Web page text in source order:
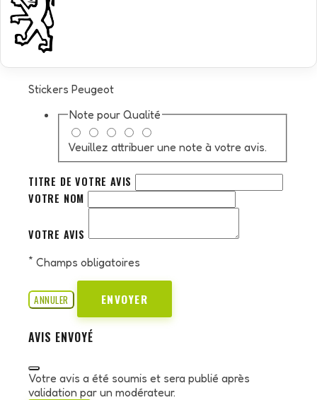
Stickers Peugeot
Note pour Qualité
Veuillez attribuer une note à votre avis.
TITRE DE VOTRE AVIS
VOTRE NOM
VOTRE AVIS
* Champs obligatoires
ANNULER ENVOYER
AVIS ENVOYÉ
Votre avis a été soumis et sera publié après
validation par un modérateur.